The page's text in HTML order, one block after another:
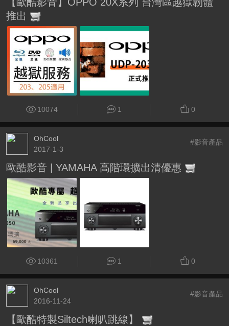
推出
10074 1 0
OhCool
2017-1-3
#影音產品
歐酷影音 | YAMAHA 高階環擴出清優惠
10361 1 0
OhCool
2016-11-24
#影音產品
【歐酷特製Siltech喇叭跳線】